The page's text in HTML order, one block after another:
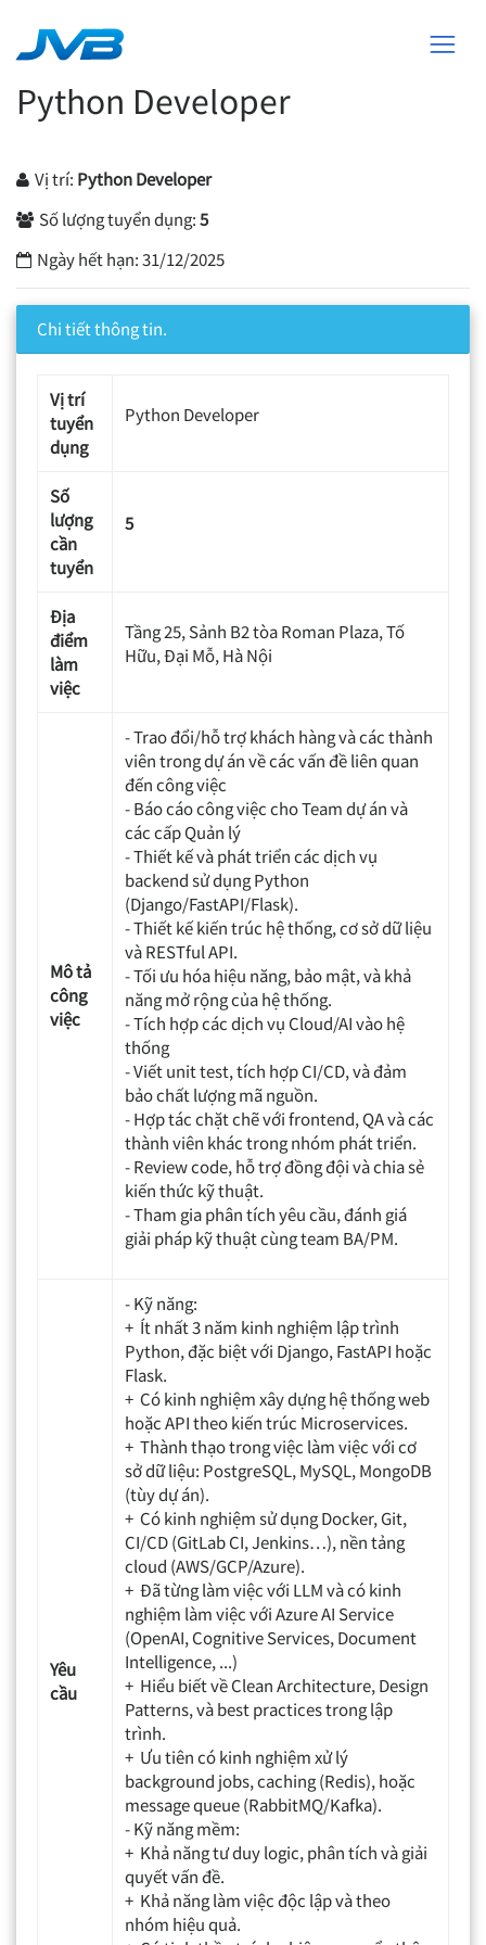
Python Developer
Vị trí: Python Developer
Số lượng tuyển dụng:5
Ngày hết hạn:31/12/2025
Chi tiết thông tin.
Vị trí
tuyển
dụng
Python Developer
Số
lượng
cần
tuyển
5
Địa
điểm
làm
việc
Tầng 25, Sảnh B2 tòa Roman Plaza, Tố
Hữu, Đại Mỗ, Hà Nội
Mô tả
công
việc
- Trao đổi/hỗ trợ khách hàng và các thành
viên trong dự án về các vấn đề liên quan
đến công việc
- Báo cáo công việc cho Team dự án và
các cấp Quản lý
- Thiết kế và phát triển các dịch vụ
backend sử dụng Python
(Django/FastAPI/Flask).
- Thiết kế kiến trúc hệ thống, cơ sở dữ liệu
và RESTful API.
- Tối ưu hóa hiệu năng, bảo mật, và khả
năng mở rộng của hệ thống.
- Tích hợp các dịch vụ Cloud/AI vào hệ
thống
- Viết unit test, tích hợp CI/CD, và đảm
bảo chất lượng mã nguồn.
- Hợp tác chặt chẽ với frontend, QA và các
thành viên khác trong nhóm phát triển.
- Review code, hỗ trợ đồng đội và chia sẻ
kiến thức kỹ thuật.
- Tham gia phân tích yêu cầu, đánh giá
giải pháp kỹ thuật cùng team BA/PM.
Yêu
cầu
- Kỹ năng:
+ Ít nhất 3 năm kinh nghiệm lập trình
Python, đặc biệt với Django, FastAPI hoặc
Flask.
+ Có kinh nghiệm xây dựng hệ thống web
hoặc API theo kiến trúc Microservices.
+ Thành thạo trong việc làm việc với cơ
sở dữ liệu: PostgreSQL, MySQL, MongoDB
(tùy dự án).
+ Có kinh nghiệm sử dụng Docker, Git,
CI/CD (GitLab CI, Jenkins…), nền tảng
cloud (AWS/GCP/Azure).
+ Đã từng làm việc với LLM và có kinh
nghiệm làm việc với Azure AI Service
(OpenAI, Cognitive Services, Document
Intelligence, ...)
+ Hiểu biết về Clean Architecture, Design
Patterns, và best practices trong lập
trình.
+ Ưu tiên có kinh nghiệm xử lý
background jobs, caching (Redis), hoặc
message queue (RabbitMQ/Kafka).
- Kỹ năng mềm:
+ Khả năng tư duy logic, phân tích và giải
quyết vấn đề.
+ Khả năng làm việc độc lập và theo
nhóm hiệu quả.